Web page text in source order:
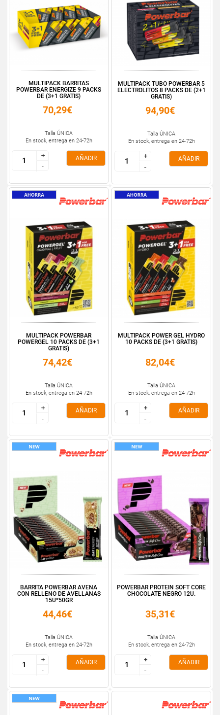
MULTIPACK BARRITAS
POWERBAR ENERGIZE 9 PACKS
DE (3+1 GRATIS)
70,29€
Talla ÚNICA
En stock, entrega en 24-72h
+
-
+
-
AÑADIR
MULTIPACK TUBO POWERBAR 5
ELECTROLITOS 8 PACKS DE (2+1
GRATIS)
94,90€
Talla ÚNICA
En stock, entrega en 24-72h
+
-
+
-
AÑADIR
MULTIPACK POWERBAR
POWERGEL 10 PACKS DE (3+1
GRATIS)
74,42€
Talla ÚNICA
En stock, entrega en 24-72h
+
-
+
-
AÑADIR
MULTIPACK POWER GEL HYDRO
10 PACKS DE (3+1 GRATIS)
82,04€
Talla ÚNICA
En stock, entrega en 24-72h
+
-
+
-
AÑADIR
BARRITA POWERBAR AVENA
CON RELLENO DE AVELLANAS
15U*50GR
44,46€
Talla ÚNICA
En stock, entrega en 24-72h
+
-
+
-
AÑADIR
POWERBAR PROTEIN SOFT CORE
CHOCOLATE NEGRO 12U.
35,31€
Talla ÚNICA
En stock, entrega en 24-72h
+
-
+
-
AÑADIR